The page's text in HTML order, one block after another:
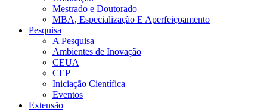
Mestrado e Doutorado
MBA, Especialização E Aperfeiçoamento
Pesquisa
A Pesquisa
Ambientes de Inovação
CEUA
CEP
Iniciação Científica
Eventos
Extensão